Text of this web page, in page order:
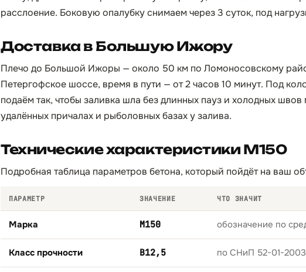
расслоение. Боковую опалубку снимаем через 3 суток, под
Доставка в Большую Ижору
Плечо до Большой Ижоры — около 50 км по Ломоносовскому
Петергофское шоссе, время в пути — от 2 часов 10 минут. Под
подаём так, чтобы заливка шла без длинных пауз и холодных
удалённых причалах и рыболовных базах у залива.
Технические характеристики М150
Подробная таблица параметров бетона, который пойдёт на ваш
ПАРАМЕТР ЗНАЧЕНИЕ ЧТО ЗНАЧИТ
Марка М150 обозначение по
Класс прочности B12,5 по СНиП 52-01-